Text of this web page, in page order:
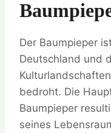
Der Baumpieper
Deutschland und
bedroht. Die
Baumpieper
seines